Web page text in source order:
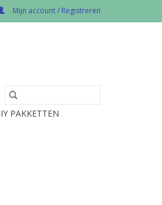
Mijn account / Registreren
PAKKETTEN